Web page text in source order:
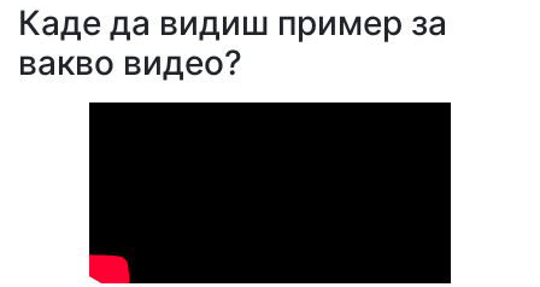
Каде да видиш пример за
вакво видео?